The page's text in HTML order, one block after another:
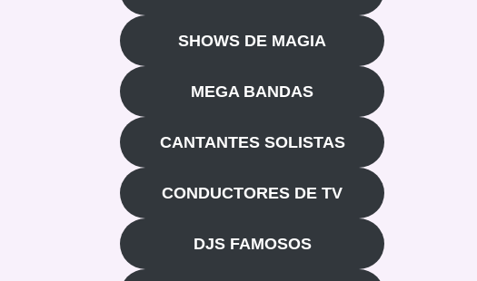
SHOWS DE MAGIA
MEGA BANDAS
CANTANTES SOLISTAS
CONDUCTORES DE TV
DJS FAMOSOS